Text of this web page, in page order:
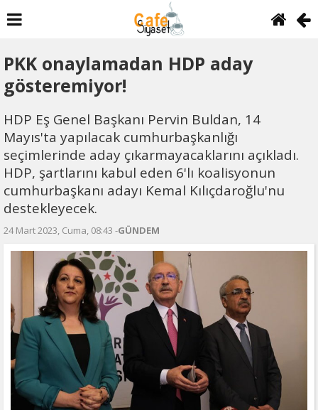
PKK onaylamadan HDP aday
gösteremiyor!
HDP Eş Genel Başkanı Pervin Buldan, 14
Mayıs'ta yapılacak cumhurbaşkanlığı
seçimlerinde aday çıkarmayacaklarını açıkladı.
HDP, şartlarını kabul eden 6'lı koalisyonun
cumhurbaşkanı adayı Kemal Kılıçdaroğlu'nu
destekleyecek.
24 Mart 2023, Cuma, 08:43 -GÜNDEM